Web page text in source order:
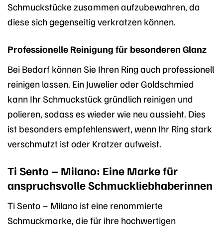
Schmuckstücke zusammen aufzubewahren, da
diese sich gegenseitig verkratzen können.
Professionelle Reinigung für besonderen Glanz
Bei Bedarf können Sie Ihren Ring auch professionell
reinigen lassen. Ein Juwelier oder Goldschmied
kann Ihr Schmuckstück gründlich reinigen und
polieren, sodass es wieder wie neu aussieht. Dies
ist besonders empfehlenswert, wenn Ihr Ring stark
verschmutzt ist oder Kratzer aufweist.
Ti Sento – Milano: Eine Marke für
anspruchsvolle Schmuckliebhaberinnen
Ti Sento – Milano ist eine renommierte
Schmuckmarke, die für ihre hochwertigen